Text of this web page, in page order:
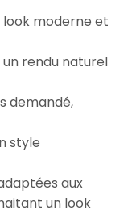
moderne et
rendu naturel
demandé,
style
aux
un look